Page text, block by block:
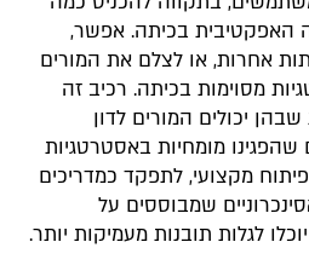
האפקטיבית בכיתה. אפשר,
אחרות, או לצלם את המורים
מסוימות בכיתה. רכיב זה
יכולים המורים לדון
מומחיות באסטרטגיות
פיתוח מקצועי, לתפקד כמדריכים
שמבוססים על
לגלות תובנות מעמיקות יותר.